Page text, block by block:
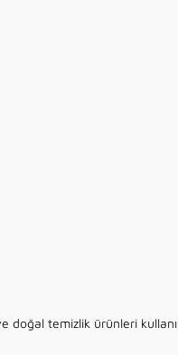
doğal temizlik ürünleri